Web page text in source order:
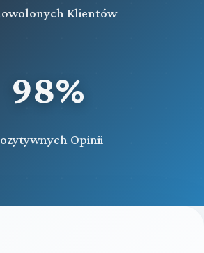
Klientów
98%
Opinii